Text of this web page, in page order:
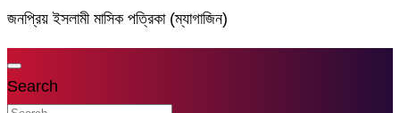
জনপ্রিয় ইসলামী মাসিক পত্রিকা (ম্যাগাজিন)
Search